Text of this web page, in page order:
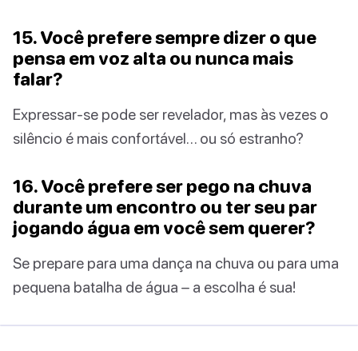
15. Você prefere sempre dizer o que
pensa em voz alta ou nunca mais
falar?
Expressar-se pode ser revelador, mas às vezes o
silêncio é mais confortável… ou só estranho?
16. Você prefere ser pego na chuva
durante um encontro ou ter seu par
jogando água em você sem querer?
Se prepare para uma dança na chuva ou para uma
pequena batalha de água – a escolha é sua!